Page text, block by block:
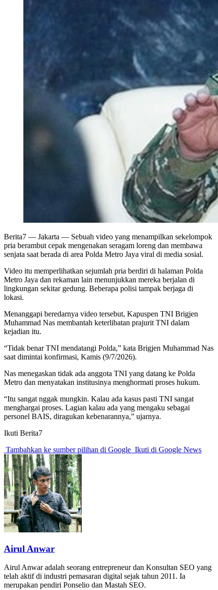
Berita7 — Jakarta — Sebuah video yang menampilkan sekelompok
pria berambut cepak mengenakan seragam loreng dan membawa
senjata saat berada di area Polda Metro Jaya viral di media sosial.
Video itu memperlihatkan sejumlah pria berdiri di halaman Polda
Metro Jaya dan rekaman lain menunjukkan mereka berjalan di
lingkungan sekitar gedung. Beberapa polisi tampak berjaga di
lokasi.
Menanggapi beredarnya video tersebut, Kapuspen TNI Brigjen
Muhammad Nas membantah keterlibatan prajurit TNI dalam
kejadian itu.
“Tidak benar TNI mendatangi Polda,” kata Brigjen Muhammad Nas
saat dimintai konfirmasi, Kamis (9/7/2026).
Nas menegaskan tidak ada anggota TNI yang datang ke Polda
Metro dan menyatakan institusinya menghormati proses hukum.
“Itu sangat nggak mungkin. Kalau ada kasus pasti TNI sangat
menghargai proses. Lagian kalau ada yang mengaku sebagai
personel BAIS, diragukan kebenarannya,” ujarnya.
Ikuti Berita7
Tambahkan ke sumber pilihan di Google Ikuti di Google News
Airul Anwar
Airul Anwar adalah seorang entrepreneur dan Konsultan SEO yang
telah aktif di industri pemasaran digital sejak tahun 2011. Ia
merupakan pendiri Ponselio dan Mastah SEO.